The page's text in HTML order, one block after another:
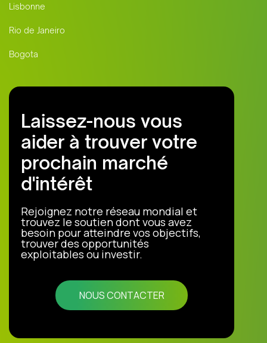
Lisbonne
Rio de Janeiro
Bogota
Laissez-nous vous
aider à trouver votre
prochain marché
d'intérêt
Rejoignez notre réseau mondial et
trouvez le soutien dont vous avez
besoin pour atteindre vos objectifs,
trouver des opportunités
exploitables ou investir.
NOUS CONTACTER